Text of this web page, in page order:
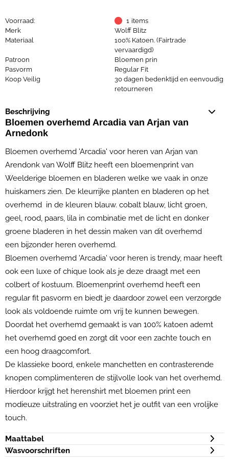
Voorraad: 1 items
Merk
Wolff Blitz
Materiaal
100% Katoen. (Fairtrade
vervaardigd)
Patroon
Bloemen prin
Pasvorm
Regular Fit
Koop Veilig
30 dagen bedenktijd en eenvoudig
retourneren
Beschrijving
Bloemen overhemd Arcadia van Arjan van
Arnedonk
Bloemen overhemd 'Arcadia' voor heren van Arjan van
Arendonk van Wolff Blitz heeft een bloemenprint van
Weelderige bloemen en bladeren welke we vaak in onze
huiskamers zien. De kleurrijke planten en bladeren op het
overhemd in de kleuren blauw. cobalt blauw, licht groen,
geel, rood, paars, lila in combinatie met de licht en donker
groene bladeren in het dessin maken van dit overhemd
een bijzonder heren overhemd.
Bloemen overhemd 'Arcadia' voor heren is trendy, maar heeft
ook een luxe of chique look als je deze draagt met een
colbert of kostuum. Bloemenprint overhemd heeft een
regular fit pasvorm en biedt je daardoor zowel een verzorgde
look als voldoende ruimte om vrij te kunnen bewegen.
Doordat het overhemd gemaakt is van 100% katoen ademt
het overhemd goed en zorgt dit voor een zachte touch en
een hoog draagcomfort.
De klassieke boord, enkele manchetten en contrasterende
knopen complimenteren de stijlvolle look van het overhemd.
Hierdoor krijgt het herenshirt met bloemen print een
modieuze uitstraling en voorziet het je outfit van een vrolijke
touch.
Maattabel
Wasvoorschriften